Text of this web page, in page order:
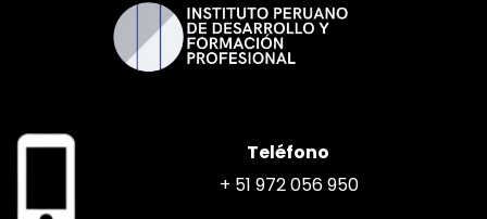
Teléfono
+ 51 972 056 950